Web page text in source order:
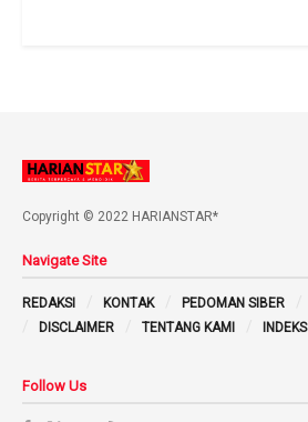
Copyright © 2022 HARIANSTAR*
Navigate Site
REDAKSI KONTAK PEDOMAN SIBER
DISCLAIMER
TENTANG KAMI INDEKS
Follow Us